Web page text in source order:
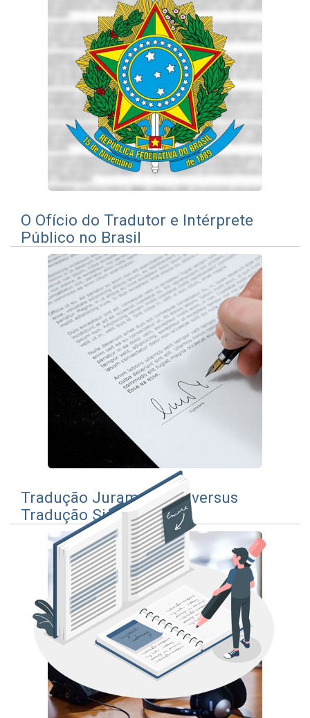
O Ofí­cio do Tradutor e Intérprete
Público no Brasil
Tradução Juramentada versus
Tradução Simples